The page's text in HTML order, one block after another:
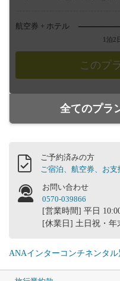
航空券 + ホテル
1泊2
全てのプラ
ご予約済みの方
ご宿泊、航空券、お
お問い合わせ
0570-039866
[営業時間] 平日
[休業日] 土日祝・年
ANAインターコンチネンタ